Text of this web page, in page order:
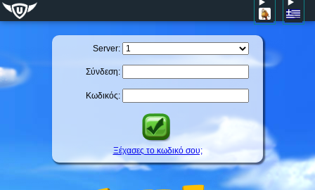
Server:
Σύνδεση:
Κωδικός:
Ξέχασες το κωδικό σου;